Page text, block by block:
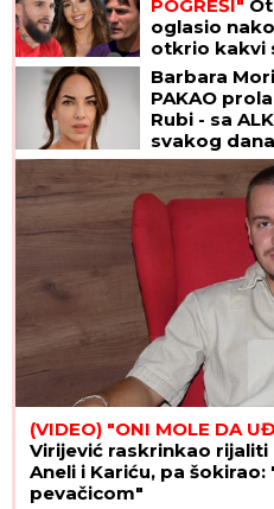
POGREŠI"
oglasio
otkrio kakvi
sad je sve
Barbara
PAKAO
Rubi - sa
svakog
borbu
(VIDEO) "ONI MOLE DA
Virijević raskrinkao
Aneli i Kariću, pa
pevačicom"